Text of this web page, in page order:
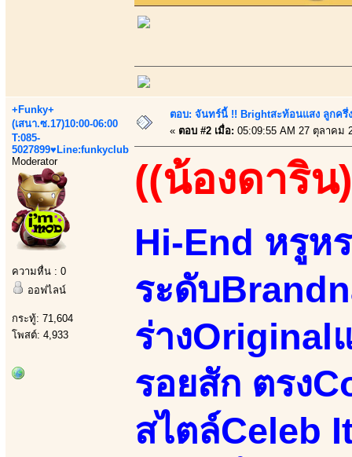
+Funky+
(เสนา.ซ.17)10:00-06:00
T:085-
5027899♥Line:funkyclub
Moderator
ความหื่น : 0
ออฟไลน์
กระทู้: 71,604
โพสต์: 4,933
ตอบ: จันทร์นี้ !! Brightสะท้อนแสง ลูกครึ่
« ตอบ #2 เมื่อ: 05:09:55 AM 27 ตุลาคม
((น้องดาริน
Hi-End หรูห
ระดับ
ร่างOriginal
รอยสัก ตรง
สไตล์Celeb